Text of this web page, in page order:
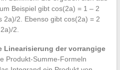
Beispiel gibt cos(2a) = 1 – 2
2a)/2. Ebenso gibt cos(2a) = 2
2.
Linearisierung der vorrangige
Produkt-Summe-Formeln